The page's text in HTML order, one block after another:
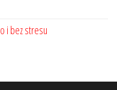
i bez stresu